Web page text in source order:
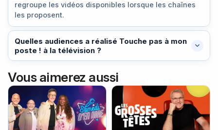
regroupe les vidéos disponibles lorsque les chaînes
les proposent.
Quelles audiences a réalisé Touche pas à mon
poste ! à la télévision ?
Vous aimerez aussi